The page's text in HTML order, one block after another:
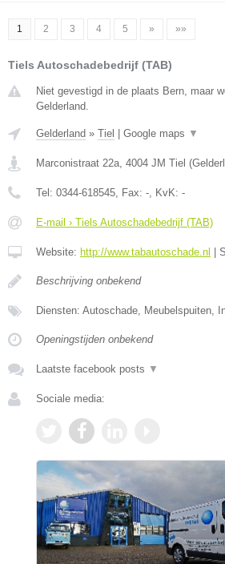
1 2 3 4 5 » »»
Tiels Autoschadebedrijf (TAB)
Niet gevestigd in de plaats Bern, maar
Gelderland.
Gelderland » Tiel Google maps ▼
Marconistraat 22a, 4004 JM Tiel (
Tel: 0344-618545, Fax: -, KvK: -
E-mail › Tiels Autoschadebedrijf (TAB)
Website: http://www.tabautoschade.nl
Beschrijving onbekend
Diensten: Autoschade, Meubelspuiten,
Openingstijden onbekend
Laatste facebook posts ▼
Sociale media: